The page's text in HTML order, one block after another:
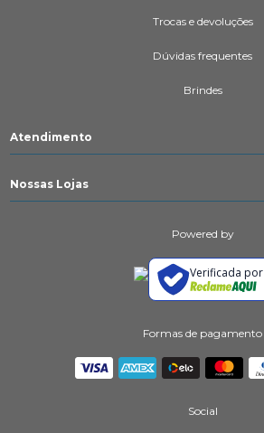
Trocas e devoluções
Dúvidas frequentes
Brindes
Atendimento
Nossas Lojas
Powered by
Verificada por
Formas de pagamento
Social